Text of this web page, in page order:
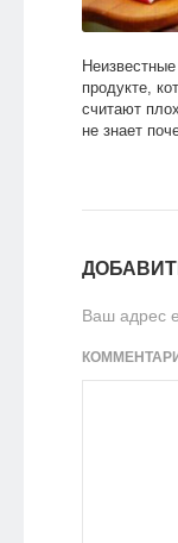
продукте,
считают
не знает
Ваш адрес